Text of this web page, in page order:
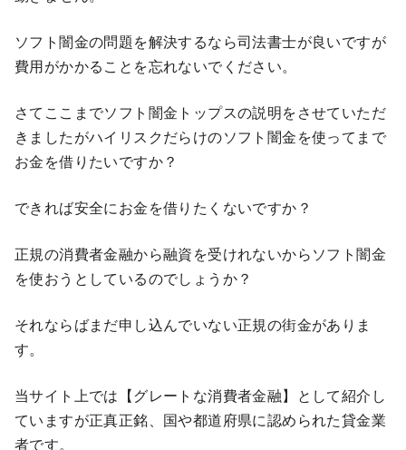
ソフト闇金の問題を解決するなら司法書士が良いですが
費用がかかることを忘れないでください。
さてここまでソフト闇金トップスの説明をさせていただ
きましたがハイリスクだらけのソフト闇金を使ってまで
お金を借りたいですか？
できれば安全にお金を借りたくないですか？
正規の消費者金融から融資を受けれないからソフト闇金
を使おうとしているのでしょうか？
それならばまだ申し込んでいない正規の街金がありま
す。
当サイト上では【グレートな消費者金融】として紹介し
ていますが正真正銘、国や都道府県に認められた貸金業
者です。